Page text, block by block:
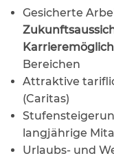
Gesicherte
Bereichen
Attraktive
(Caritas)
langjährige
Urlaubs- und